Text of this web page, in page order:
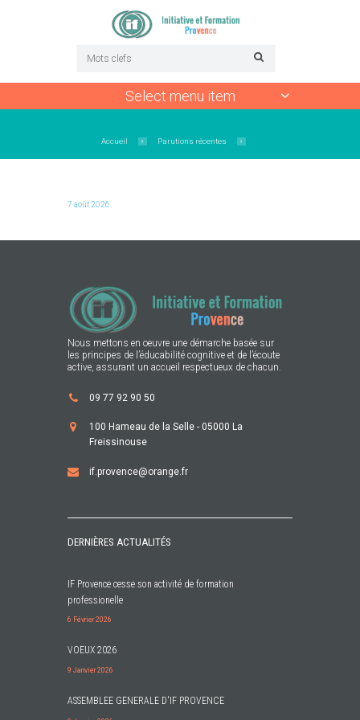
Select menu item
Accueil Parutions récentes
7 août 2026
Nous mettons en oeuvre une démarche basée sur
les principes de l’éducabilité cognitive et de l’écoute
active, assurant un accueil respectueux de chacun.
09 77 92 90 50
100 Hameau de la Selle - 05000 La
Freissinouse
if.provence@orange.fr
DERNIÈRES ACTUALITÉS
IF Provence cesse son activité de formation
professionelle
6 Février 2026
VOEUX 2026
9 Janvier 2026
ASSEMBLEE GENERALE D'IF PROVENCE